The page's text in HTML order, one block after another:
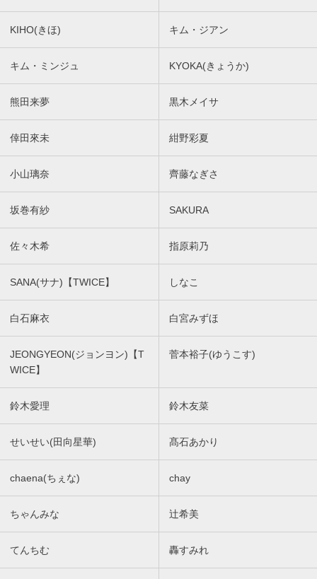
KIHO(きほ) キム・ジアン
キム・ミンジュ KYOKA(きょうか)
熊田来夢 黒木メイサ
倖田來未 紺野彩夏
小山璃奈 齊藤なぎさ
坂巻有紗 SAKURA
佐々木希 指原莉乃
SANA(サナ)【TWICE】 しなこ
白石麻衣 白宮みずほ
JEONGYEON(ジョンヨン)【T
WICE】
菅本裕子(ゆうこす)
鈴木愛理 鈴木友菜
せいせい(田向星華) 髙石あかり
chaena(ちぇな) chay
ちゃんみな 辻希美
てんちむ 轟すみれ